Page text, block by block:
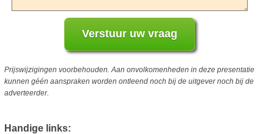
Prijswijzigingen voorbehouden. Aan onvolkomenheden in deze presentatie
kunnen géén aanspraken worden ontleend noch bij de uitgever noch bij de
adverteerder.
Handige links: